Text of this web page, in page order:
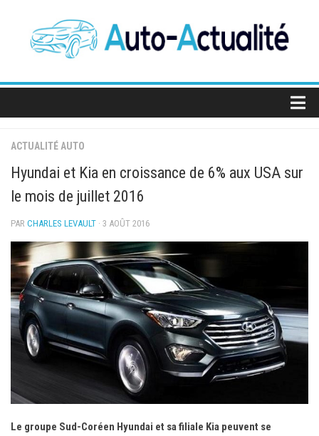
content
Berlines
Sportives
Électriques
Utilitaires
Concept-cars
Salons de l’auto
Mondial de Paris
Salon de Détroit
Salon de Los Angeles
Essais
Assurance Auto
ACTUALITÉ AUTO
Hyundai et Kia en croissance de 6% aux USA sur
le mois de juillet 2016
PAR CHARLES LEVAULT · 3 AOÛT 2016
Le groupe Sud-Coréen Hyundai et sa filiale Kia peuvent se